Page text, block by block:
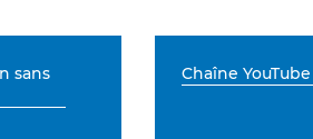
sans
Chaîne